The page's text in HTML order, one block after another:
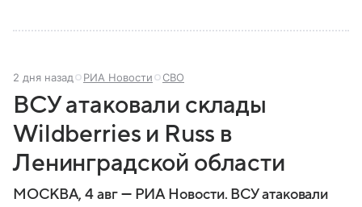
2 дня назад РИА Новости СВО
ВСУ атаковали склады
Wildberries и Russ в
Ленинградской области
МОСКВА, 4 авг — РИА Новости. ВСУ атаковали